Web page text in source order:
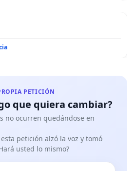
PETICIÓN
que quiera cambiar?
no ocurren quedándose en
petición alzó la voz y tomó
usted lo mismo?